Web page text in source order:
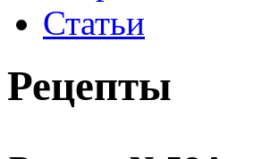
Статьи
Рецепты